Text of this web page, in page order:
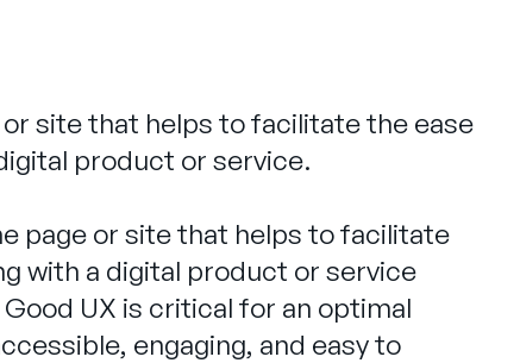
site that helps to facilitate the ease
product or service.
page or site that helps to facilitate
with a digital product or service
UX is critical for an optimal
engaging, and easy to